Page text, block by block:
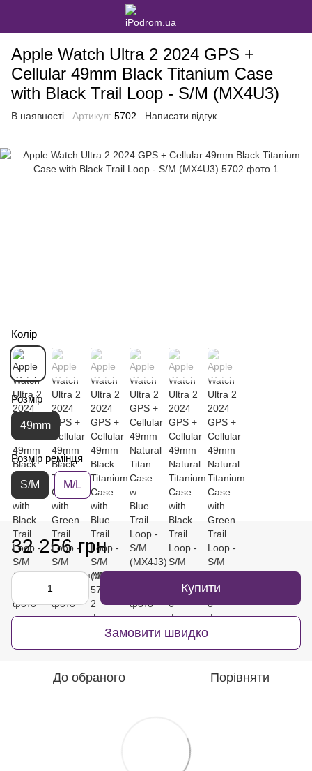
Apple Watch Ultra 2 2024 GPS +
Cellular 49mm Black Titanium Case
with Black Trail Loop - S/M (MX4U3)
В наявності Артикул: 5702 Написати відгук
Колір
Розмір
49mm
Розмір ремінця
S/M M/L
32 256 грн
Купити
Замовити швидко
До обраного Порівняти